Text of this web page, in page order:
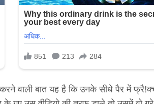
करने वाली बात यह है कि उनके सीधे पैर में